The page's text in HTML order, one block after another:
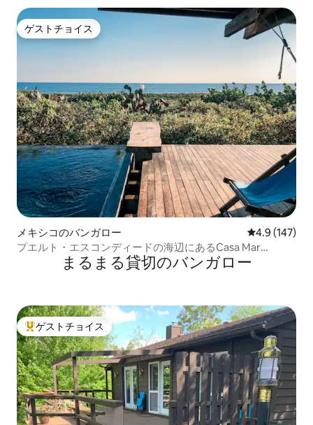
ゲストチョイス
ゲストチョイス
メキシコのバンガロー レビュー147
4.9 (147)
プエルト・エスコンディードの海辺にあるCasa Mar
まるまる貸切のバンガロー
大好評のゲストチョイスです。
ゲストチョイス